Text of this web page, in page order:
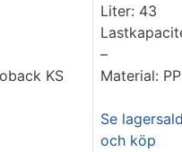
Liter: 43
–
Material: PP
Se
och köp